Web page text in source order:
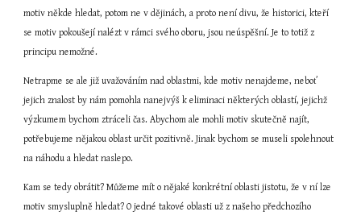
motiv někde hledat, potom ne v dějinách, a proto není divu, že historici, kteří
se motiv pokoušejí nalézt v rámci svého oboru, jsou neúspěšní. Je to totiž z
principu nemožné.
Netrapme se ale již uvažováním nad oblastmi, kde motiv nenajdeme, neboť
jejich znalost by nám pomohla nanejvýš k eliminaci některých oblastí, jejichž
výzkumem bychom ztráceli čas. Abychom ale mohli motiv skutečně najít,
potřebujeme nějakou oblast určit pozitivně. Jinak bychom se museli spolehnout
na náhodu a hledat naslepo.
Kam se tedy obrátit? Můžeme mít o nějaké konkrétní oblasti jistotu, že v ní lze
motiv smysluplně hledat? O jedné takové oblasti už z našeho předchozího